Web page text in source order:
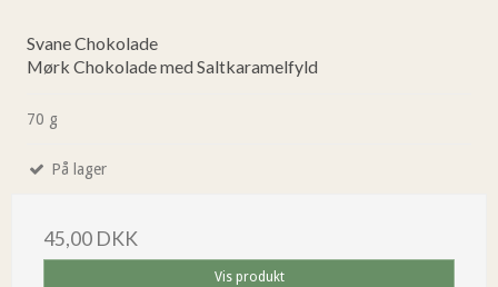
Svane Chokolade
Mørk Chokolade med Saltkaramelfyld
70 g
På lager
45,00 DKK
Vis produkt